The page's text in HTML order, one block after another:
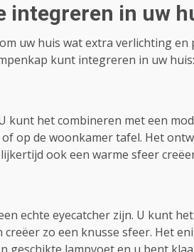
integreren in uw
uw huis wat extra verlichting
kunt integreren in uw huis:
kunt het combineren met een
op de woonkamer tafel. Het
ook een warme sfeer
echte eyecatcher zijn. U kunt
zo een knusse sfeer. Het